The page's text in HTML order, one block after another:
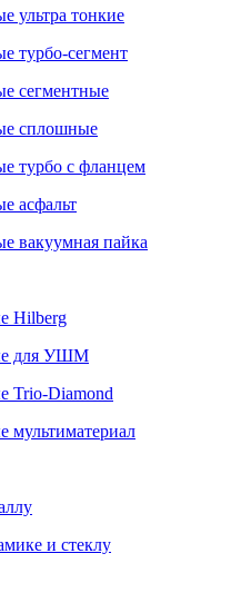
ультра тонкие
турбо-сегмент
сегментные
сплошные
турбо с фланцем
асфальт
вакуумная пайка
Hilberg
для УШМ
Trio-Diamond
мультиматериал
и стеклу